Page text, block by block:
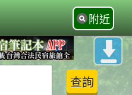
附近